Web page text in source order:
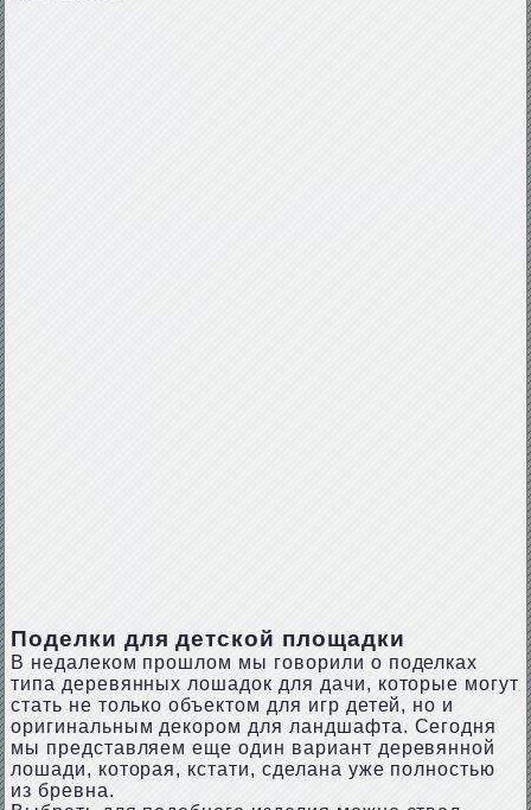
Поделки для детской площадки
В недалеком прошлом мы говорили о поделках
типа деревянных лошадок для дачи, которые могут
стать не только объектом для игр детей, но и
оригинальным декором для ландшафта. Сегодня
мы представляем еще один вариант деревянной
лошади, которая, кстати, сделана уже полностью
из бревна.